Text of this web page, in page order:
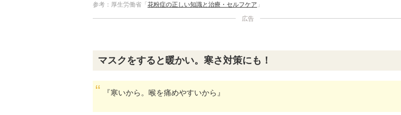
参考：厚生労働省「花粉症の正しい知識と治療・セルフケア 」
広告
マスクをすると暖かい。寒さ対策にも！
『寒いから。喉を痛めやすいから』